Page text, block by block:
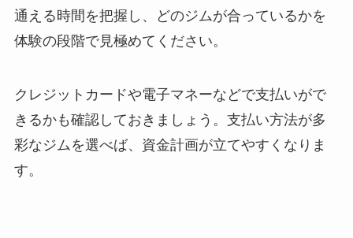
通える時間を把握し、どのジムが合っているかを
体験の段階で見極めてください。
クレジットカードや電子マネーなどで支払いがで
きるかも確認しておきましょう。支払い方法が多
彩なジムを選べば、資金計画が立てやすくなりま
す。